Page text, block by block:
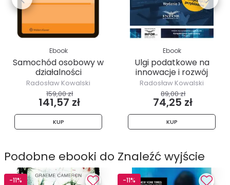
Ebook
Samochód osobowy w
działalności
gospodarczej...
Radosław Kowalski
159,00 zł
141,57 zł
KUP
Ebook
Ulgi podatkowe na
innowacje i rozwój
wydanie 3
Radosław Kowalski
89,00 zł
74,25 zł
KUP
Podobne ebooki do Znaleźć wyjście
-11% -11%